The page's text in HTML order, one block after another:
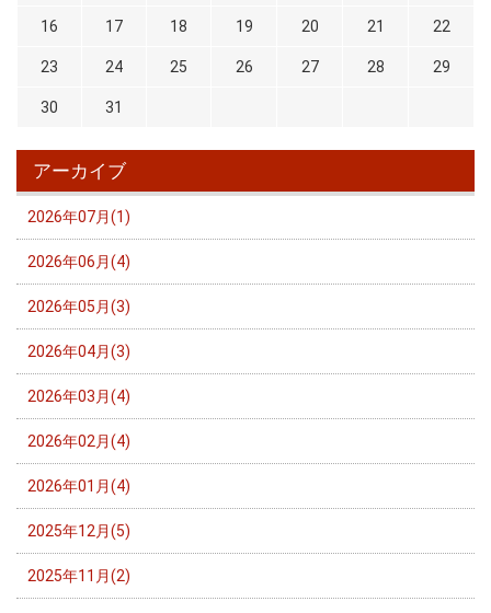
16 17 18 19 20 21 22
23 24 25 26 27 28 29
30 31
アーカイブ
2026年07月(1)
2026年06月(4)
2026年05月(3)
2026年04月(3)
2026年03月(4)
2026年02月(4)
2026年01月(4)
2025年12月(5)
2025年11月(2)